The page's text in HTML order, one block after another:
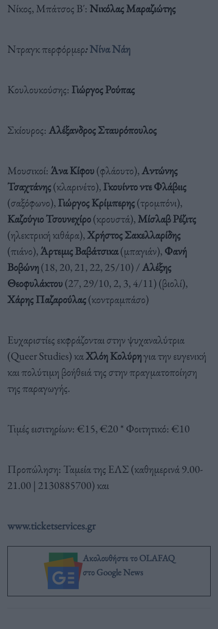
Νίκος, Μπάτσος Β΄: Νικόλας Μαραζιώτης
Ντραγκ περφόρμερ:Νίνα Νάη
Κουλουκούσης: Γιώργος Ρούπας
Σκίουρος: Αλέξανδρος Σταυρόπουλος
Μουσικοί: Άνα Κίφου(φλάουτο),Αντώνης
Τσαχτάνης(κλαρινέτο),Γκουίντο ντε Φλάβιις
(σαξόφωνο),Γιώργος Κρίμπερης(τρομπόνι),
Καζούγιο Τσουνεχίρο(κρουστά),Μίσλαβ Ρέζιτς
(ηλεκτρική κιθάρα),Χρήστος Σακελλαρίδης
(πιάνο),Άρτεμις Βαβάτσικα(μπαγιάν), Φανή
Βοβώνη(18, 20, 21, 22, 25/10) /Αλέξης
Θεοφυλάκτου(27, 29/10, 2, 3, 4/11) (βιολί),
Χάρης Παζαρούλας(κοντραμπάσο)
Ευχαριστίες εκφράζονται στην ψυχαναλύτρια
(Queer Studies) καΧλόη Κολύρηγια την ευγενική
και πολύτιμη βοήθειά της στην πραγματοποίηση
της παραγωγής.
Τιμές εισιτηρίων: €15, €20 * Φοιτητικό: €10
Προπώληση: Ταμεία της ΕΛΣ (καθημερινά 9.00-
21.00 | 2130885700) και
www.ticketservices.gr
Ακολουθήστε το OLAFAQ
στο Google News